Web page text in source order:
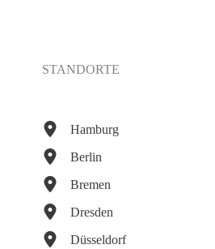
STANDORTE
Hamburg
Berlin
Bremen
Dresden
Düsseldorf